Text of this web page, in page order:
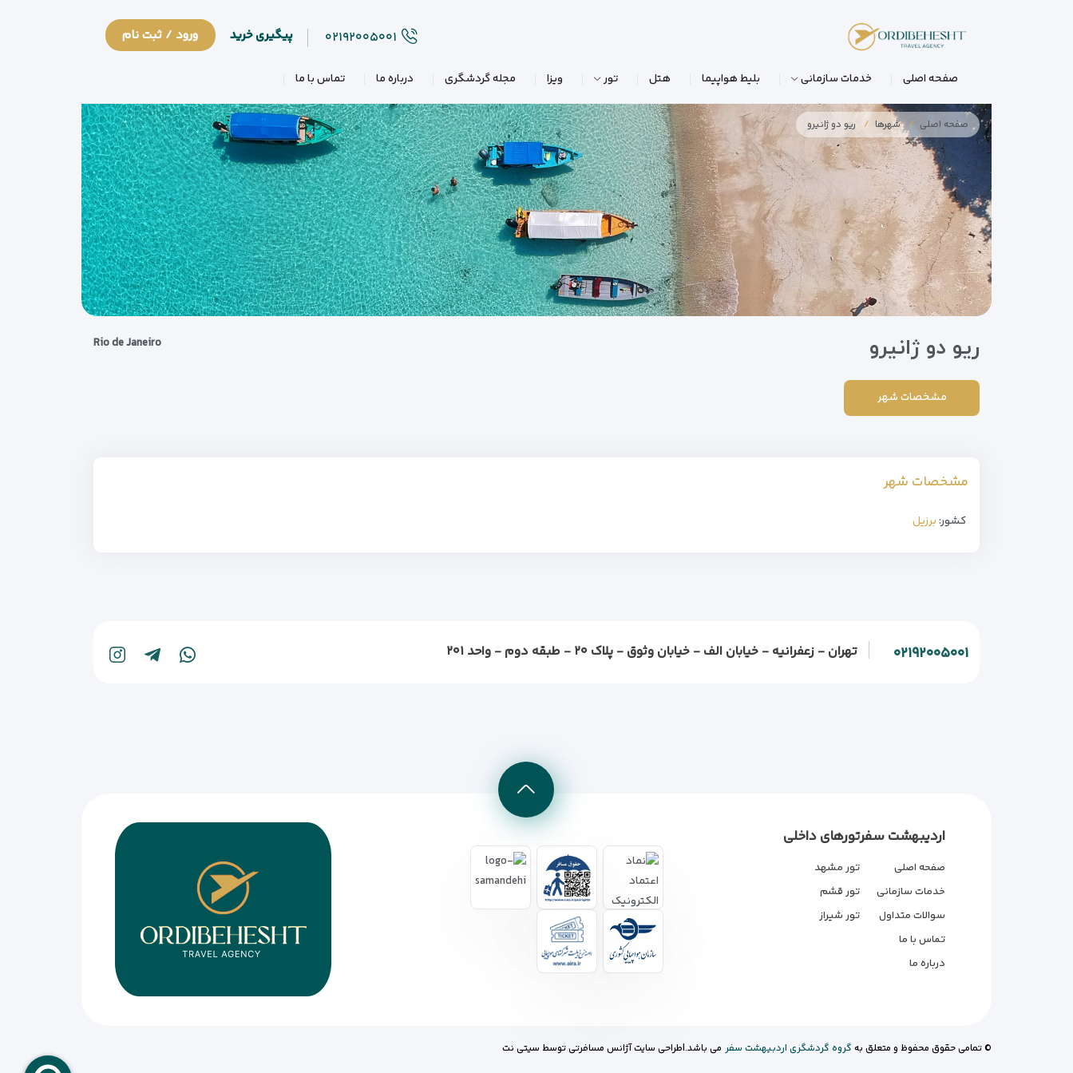
۰۲۱۹۲۰۰۵۰۰۱ پیگیری خرید ورود / ثبت نام
صفحه اصلی خدمات سازمانی بلیط هواپیما هتل تور ویزا مجله گردشگری درباره ما تماس با ما
صفحه اصلی شهرها ریو دو ژانیرو
ریو دو ژانیرو Rio de Janeiro
مشخصات شهر
مشخصات شهر
کشور:برزیل
۰۲۱۹۲۰۰۵۰۰۱ تهران - زعفرانیه - خیابان الف - خیابان وثوق - پلاک ۲۰ - طبقه دوم - واحد ۲۰۱
اردیبهشت سفر
صفحه اصلی
خدمات سازمانی
سوالات متداول
تماس با ما
درباره ما
تورهای داخلی
تور مشهد
تور قشم
تور شیراز
© تمامی حقوق محفوظ و متعلق به گروه گردشگری اردبیهشت سفر می باشد.|طراحی سایت آژانس مسافرتیتوسط سیتی نت